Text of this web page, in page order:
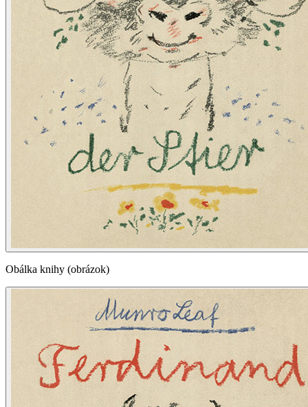
Obálka knihy (obrázok)